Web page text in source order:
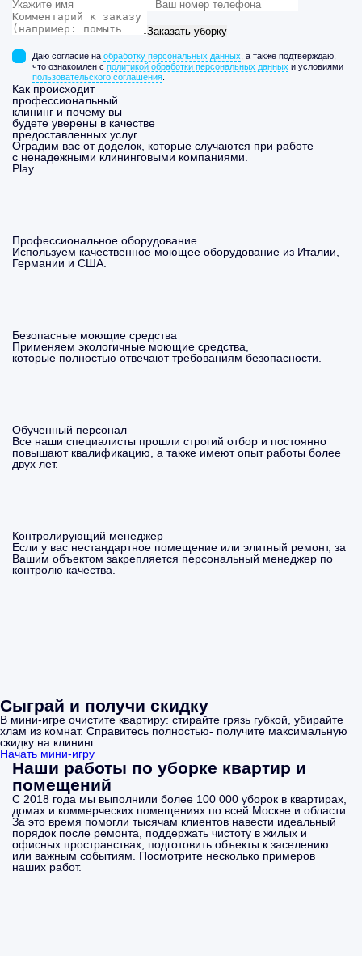
Заказать уборку
Даю согласие на обработку персональных данных , а также подтверждаю,
что ознакомлен с политикой обработки персональных данных и условиями
пользовательского соглашения
Как происходит
профессиональный
клининг и почему вы
будете уверены в качестве
предоставленных услуг
Оградим вас от доделок, которые случаются при работе
с ненадежными клининговыми компаниями.
Play
Профессиональное оборудование
Используем качественное моющее оборудование из Италии,
Германии и США.
Безопасные моющие средства
Применяем экологичные моющие средства,
которые полностью отвечают требованиям безопасности.
Обученный персонал
Все наши специалисты прошли строгий отбор и постоянно
повышают квалификацию, а также имеют опыт работы более
двух лет.
Контролирующий менеджер
Если у вас нестандартное помещение или элитный ремонт, за
Вашим объектом закрепляется персональный менеджер по
контролю качества.
Сыграй и получи скидку
В мини-игре очистите квартиру: стирайте грязь губкой, убирайте
хлам из комнат. Справитесь полностью- получите максимальную
скидку на клининг.
Начать мини-игру
Наши работы по уборке квартир и
помещений
С 2018 года мы выполнили более 100 000 уборок в квартирах,
домах и коммерческих помещениях по всей Москве и области.
За это время помогли тысячам клиентов навести идеальный
порядок после ремонта, поддержать чистоту в жилых и
офисных пространствах, подготовить объекты к заселению
или важным событиям. Посмотрите несколько примеров
наших работ.